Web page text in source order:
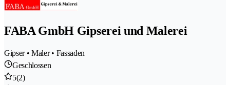
FABA GmbH Gipserei und Malerei
Gipser • Maler • Fassaden
Geschlossen
5(2)